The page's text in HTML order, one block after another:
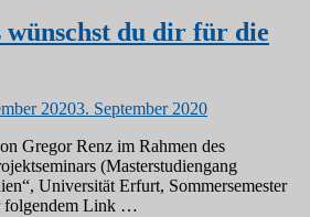
du dir für die
20203. September 2020
Gregor Renz im Rahmen des
(Masterstudiengang
Universität Erfurt, Sommersemester
folgendem Link …